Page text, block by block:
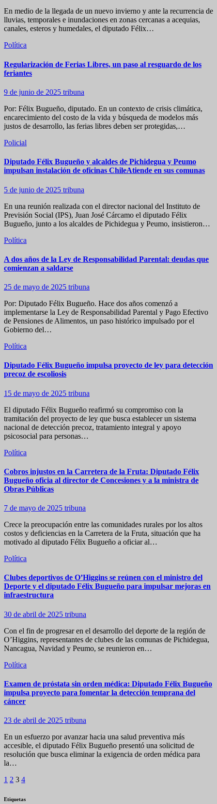
En medio de la llegada de un nuevo invierno y ante la recurrencia de
lluvias, temporales e inundaciones en zonas cercanas a acequias,
canales, esteros y humedales, el diputado Félix…
Política
Regularización de Ferias Libres, un paso al resguardo de los
feriantes
9 de junio de 2025 tribuna
Por: Félix Bugueño, diputado. En un contexto de crisis climática,
encarecimiento del costo de la vida y búsqueda de modelos más
justos de desarrollo, las ferias libres deben ser protegidas,…
Policial
Diputado Félix Bugueño y alcaldes de Pichidegua y Peumo
impulsan instalación de oficinas ChileAtiende en sus comunas
5 de junio de 2025 tribuna
En una reunión realizada con el director nacional del Instituto de
Previsión Social (IPS), Juan José Cárcamo el diputado Félix
Bugueño, junto a los alcaldes de Pichidegua y Peumo, insistieron…
Política
A dos años de la Ley de Responsabilidad Parental: deudas que
comienzan a saldarse
25 de mayo de 2025 tribuna
Por: Diputado Félix Bugueño. Hace dos años comenzó a
implementarse la Ley de Responsabilidad Parental y Pago Efectivo
de Pensiones de Alimentos, un paso histórico impulsado por el
Gobierno del…
Política
Diputado Félix Bugueño impulsa proyecto de ley para detección
precoz de escoliosis
15 de mayo de 2025 tribuna
El diputado Félix Bugueño reafirmó su compromiso con la
tramitación del proyecto de ley que busca establecer un sistema
nacional de detección precoz, tratamiento integral y apoyo
psicosocial para personas…
Política
Cobros injustos en la Carretera de la Fruta: Diputado Félix
Bugueño oficia al director de Concesiones y a la ministra de
Obras Públicas
7 de mayo de 2025 tribuna
Crece la preocupación entre las comunidades rurales por los altos
costos y deficiencias en la Carretera de la Fruta, situación que ha
motivado al diputado Félix Bugueño a oficiar al…
Política
Clubes deportivos de O’Higgins se reúnen con el ministro del
Deporte y el diputado Félix Bugueño para impulsar mejoras en
infraestructura
30 de abril de 2025 tribuna
Con el fin de progresar en el desarrollo del deporte de la región de
O’Higgins, representantes de clubes de las comunas de Pichidegua,
Nancagua, Navidad y Peumo, se reunieron en…
Política
Examen de próstata sin orden médica: Diputado Félix Bugueño
impulsa proyecto para fomentar la detección temprana del
cáncer
23 de abril de 2025 tribuna
En un esfuerzo por avanzar hacia una salud preventiva más
accesible, el diputado Félix Bugueño presentó una solicitud de
resolución que busca eliminar la exigencia de orden médica para
la…
Paginación
de
1 2 3 4
Etiquetas